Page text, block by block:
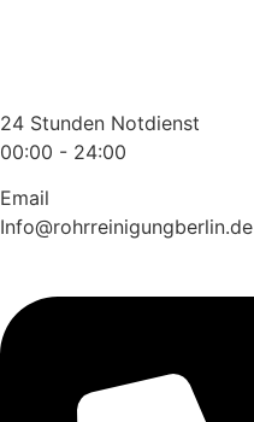
24 Stunden Notdienst
00:00 - 24:00
Email
Info@rohrreinigungberlin.de